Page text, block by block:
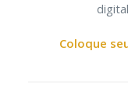
Coloque